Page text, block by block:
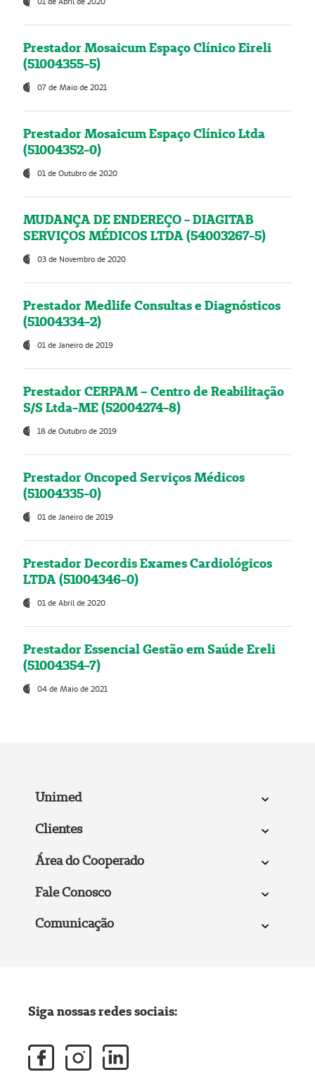
Prestador Mosaicum Espaço Clínico Eireli
(51004355-5)
07 de Maio de 2021
Prestador Mosaicum Espaço Clínico Ltda
(51004352-0)
01 de Outubro de 2020
MUDANÇA DE ENDEREÇO - DIAGITAB
SERVIÇOS MÉDICOS LTDA (54003267-5)
03 de Novembro de 2020
Prestador Medlife Consultas e Diagnósticos
(51004334-2)
01 de Janeiro de 2019
Prestador CERPAM – Centro de Reabilitação
S/S Ltda-ME (52004274-8)
18 de Outubro de 2019
Prestador Oncoped Serviços Médicos
(51004335-0)
01 de Janeiro de 2019
Prestador Decordis Exames Cardiológicos
LTDA (51004346-0)
01 de Abril de 2020
Prestador Essencial Gestão em Saúde Ereli
(51004354-7)
04 de Maio de 2021
Unimed
Clientes
Área do Cooperado
Fale Conosco
Comunicação
Siga nossas redes sociais: